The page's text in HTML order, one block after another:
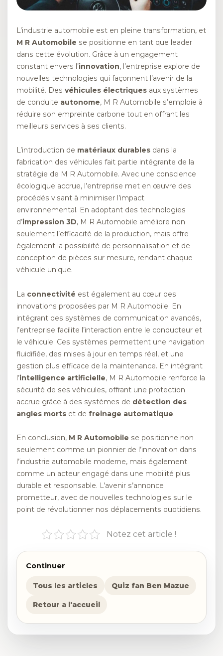
L’industrie automobile est en pleine transformation, et
M R Automobile se positionne en tant que leader
dans cette évolution. Grâce à un engagement
constant envers l’innovation, l’entreprise explore de
nouvelles technologies qui façonnent l’avenir de la
mobilité. Des véhicules électriques aux systèmes
de conduite autonome, M R Automobile s’emploie à
réduire son empreinte carbone tout en offrant les
meilleurs services à ses clients.
L’introduction de matériaux durables dans la
fabrication des véhicules fait partie intégrante de la
stratégie de M R Automobile. Avec une conscience
écologique accrue, l’entreprise met en œuvre des
procédés visant à minimiser l’impact
environnemental. En adoptant des technologies
d’impression 3D, M R Automobile améliore non
seulement l’efficacité de la production, mais offre
également la possibilité de personnalisation et de
conception de pièces sur mesure, rendant chaque
véhicule unique.
La connectivité est également au cœur des
innovations proposées par M R Automobile. En
intégrant des systèmes de communication avancés,
l’entreprise facilite l’interaction entre le conducteur et
le véhicule. Ces systèmes permettent une navigation
fluidifiée, des mises à jour en temps réel, et une
gestion plus efficace de la maintenance. En intégrant
l’intelligence artificielle, M R Automobile renforce la
sécurité de ses véhicules, offrant une protection
accrue grâce à des systèmes de détection des
angles morts et de freinage automatique.
En conclusion, M R Automobile se positionne non
seulement comme un pionnier de l’innovation dans
l’industrie automobile moderne, mais également
comme un acteur engagé dans une mobilité plus
durable et responsable. L’avenir s’annonce
prometteur, avec de nouvelles technologies sur le
point de révolutionner nos déplacements quotidiens.
Notez cet article !
Continuer
Tous les articles Quiz fan Ben Mazue
Retour a l'accueil